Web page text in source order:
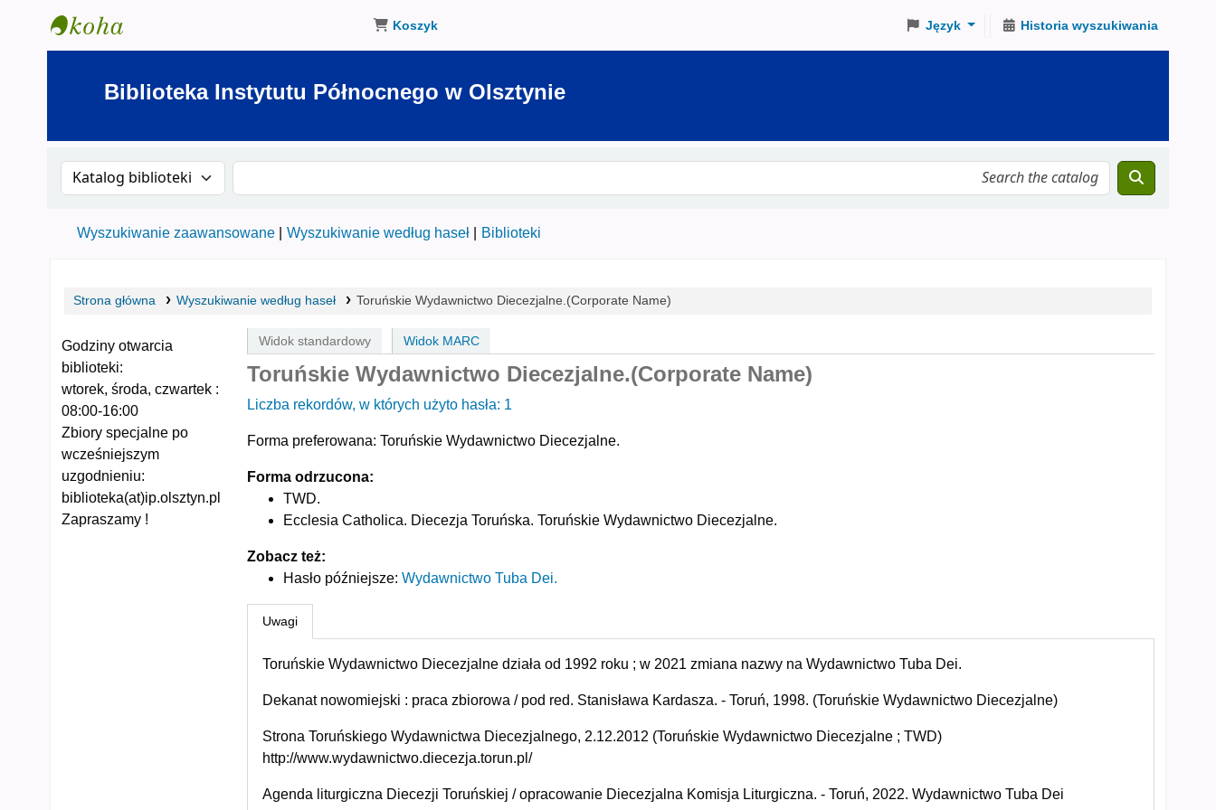
Biblioteka Instytutu Północnego w Olsztynie
Koszyk Język Historia wyszukiwania
Biblioteka Instytutu Północnego w Olsztynie
Szukaj w katalogu po:
Wyszukiwanie zaawansowane Wyszukiwanie według haseł Biblioteki
Strona główna Wyszukiwanie według haseł Toruńskie Wydawnictwo Diecezjalne.(Corporate Name)
Godziny otwarcia
biblioteki:
wtorek, środa, czwartek :
08:00-16:00
Zbiory specjalne po
wcześniejszym
uzgodnieniu:
biblioteka(at)ip.olsztyn.pl
Zapraszamy !
Widok standardowy Widok MARC
Toruńskie Wydawnictwo Diecezjalne.(Corporate Name)
Liczba rekordów, w których użyto hasła: 1
Forma preferowana:Toruńskie Wydawnictwo Diecezjalne.
Forma odrzucona:
TWD.
Ecclesia Catholica. Diecezja Toruńska. Toruńskie Wydawnictwo Diecezjalne.
Zobacz też:
Hasło późniejsze: Wydawnictwo Tuba Dei.
Uwagi
Toruńskie Wydawnictwo Diecezjalne działa od 1992 roku ; w 2021 zmiana nazwy na Wydawnictwo Tuba Dei.
Dekanat nowomiejski : praca zbiorowa / pod red. Stanisława Kardasza. - Toruń, 1998. (Toruńskie Wydawnictwo Diecezjalne)
Strona Toruńskiego Wydawnictwa Diecezjalnego, 2.12.2012 (Toruńskie Wydawnictwo Diecezjalne ; TWD)
http://www.wydawnictwo.diecezja.torun.pl/
Agenda liturgiczna Diecezji Toruńskiej / opracowanie Diecezjalna Komisja Liturgiczna. - Toruń, 2022. Wydawnictwo Tuba Dei